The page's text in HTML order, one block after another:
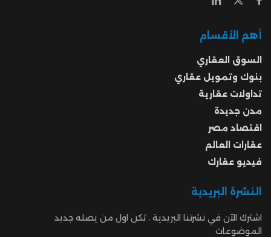
أهم الأقسام
السوق العقاري
بنوك وتمويل عقاري
تداولات عقارية
مدن جديدة
اقتصاد مصر
عقارات العالم
فيديو عقارك
النشرة البريدية
اشترك الآن في نشرتنا البريدية ، تكن اول من يصله جديد
الموضوعات